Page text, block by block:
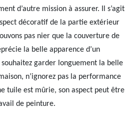
d’autre mission à assurer. Il s’agit
décoratif de la partie extérieur
pas nier que la couverture de
la belle apparence d’un
garder longuement la belle
n’ignorez pas la performance
tuile est mûrie, son aspect peut être
de peinture.